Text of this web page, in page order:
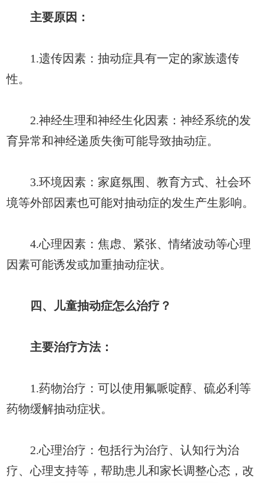
主要原因：
1.遗传因素：抽动症具有一定的家族遗传
性。
2.神经生理和神经生化因素：神经系统的发
育异常和神经递质失衡可能导致抽动症。
3.环境因素：家庭氛围、教育方式、社会环
境等外部因素也可能对抽动症的发生产生影响。
4.心理因素：焦虑、紧张、情绪波动等心理
因素可能诱发或加重抽动症状。
四、儿童抽动症怎么治疗？
主要治疗方法：
1.药物治疗：可以使用氟哌啶醇、硫必利等
药物缓解抽动症状。
2.心理治疗：包括行为治疗、认知行为治
疗、心理支持等，帮助患儿和家长调整心态，改